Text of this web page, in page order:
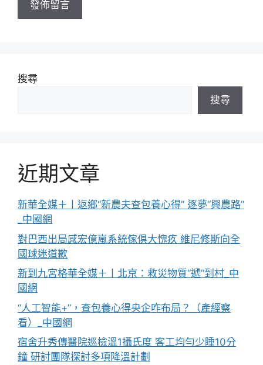
搜尋
搜尋
近期文章
新華全媒＋丨返鄉“新農夫查包養心得” 逐夢“興農路”
_中國網
對巴西出局感宏億嵐系統傢俱大愧疚 維尼修斯向全
國球迷道歉
新到九宮格華全媒＋丨北京：救災物質“遞”到村_中
國網
“人工智能+”，查包養心得央企咋布局？（產經察
看）_中國網
宿舍升秀傳醫院巡檢溫1攝氏度 客工均勻少睡10分
鐘 研討團隊探討多項降溫計劃